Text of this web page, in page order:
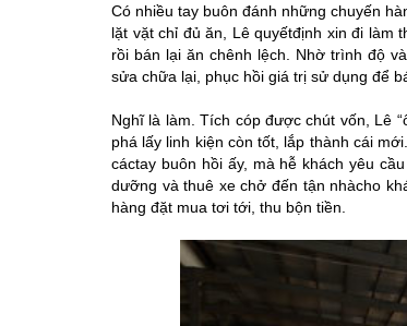
Có nhiều tay buôn đánh những chuyến
lặt vặt chỉ đủ ăn, Lê quyếtđịnh xin đi làm
rồi bán lại ăn chênh lệch. Nhờ trình độ
sửa chữa lại, phục hồi giá trị sử dụng để
Nghĩ là làm. Tích cóp được chút vốn, Lê
phá lấy linh kiện còn tốt, lắp thành cái
cáctay buôn hồi ấy, mà hễ khách yêu
dưỡng và thuê xe chở đến tận nhàcho
hàng đặt mua tơi tới, thu bộn tiền.